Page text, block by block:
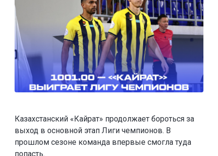
Казахстанский «Кайрат» продолжает бороться за
выход в основной этап Лиги чемпионов. В
прошлом сезоне команда впервые смогла туда
попасть.